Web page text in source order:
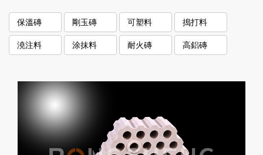
保溫磚 剛玉磚 可塑料 搗打料
澆注料 涂抹料 耐火磚 高鋁磚